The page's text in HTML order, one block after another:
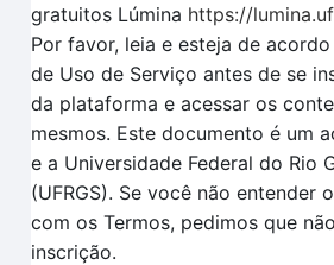
gratuitos Lúmina https://
Por favor, leia e esteja de
de Uso de Serviço antes de se
da plataforma e acessar os
mesmos. Este documento é um
e a Universidade Federal do Rio
(UFRGS). Se você não entender
com os Termos, pedimos que
inscrição.